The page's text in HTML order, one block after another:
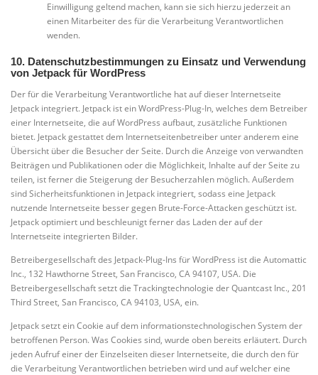
Einwilligung geltend machen, kann sie sich hierzu jederzeit an
einen Mitarbeiter des für die Verarbeitung Verantwortlichen
wenden.
10. Datenschutzbestimmungen zu Einsatz und Verwendung
von Jetpack für WordPress
Der für die Verarbeitung Verantwortliche hat auf dieser Internetseite
Jetpack integriert. Jetpack ist ein WordPress-Plug-In, welches dem Betreiber
einer Internetseite, die auf WordPress aufbaut, zusätzliche Funktionen
bietet. Jetpack gestattet dem Internetseitenbetreiber unter anderem eine
Übersicht über die Besucher der Seite. Durch die Anzeige von verwandten
Beiträgen und Publikationen oder die Möglichkeit, Inhalte auf der Seite zu
teilen, ist ferner die Steigerung der Besucherzahlen möglich. Außerdem
sind Sicherheitsfunktionen in Jetpack integriert, sodass eine Jetpack
nutzende Internetseite besser gegen Brute-Force-Attacken geschützt ist.
Jetpack optimiert und beschleunigt ferner das Laden der auf der
Internetseite integrierten Bilder.
Betreibergesellschaft des Jetpack-Plug-Ins für WordPress ist die Automattic
Inc., 132 Hawthorne Street, San Francisco, CA 94107, USA. Die
Betreibergesellschaft setzt die Trackingtechnologie der Quantcast Inc., 201
Third Street, San Francisco, CA 94103, USA, ein.
Jetpack setzt ein Cookie auf dem informationstechnologischen System der
betroffenen Person. Was Cookies sind, wurde oben bereits erläutert. Durch
jeden Aufruf einer der Einzelseiten dieser Internetseite, die durch den für
die Verarbeitung Verantwortlichen betrieben wird und auf welcher eine